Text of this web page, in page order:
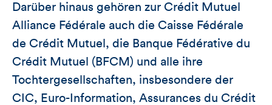
Darüber hinaus gehören zur Crédit Mutuel
Alliance Fédérale auch die Caisse Fédérale
de Crédit Mutuel, die Banque Fédérative du
Crédit Mutuel (BFCM) und alle ihre
Tochtergesellschaften, insbesondere der
CIC, Euro-Information, Assurances du Crédit